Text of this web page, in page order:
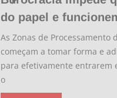
do papel e
As Zonas de Processamento
começam a tomar forma e
para efetivamente entrarem
o